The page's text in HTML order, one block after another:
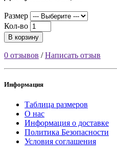
Размер
Кол-во
В корзину
0 отзывов /Написать отзыв
Информация
Таблица размеров
О нас
Информация о доставке
Политика Безопасности
Условия соглашения